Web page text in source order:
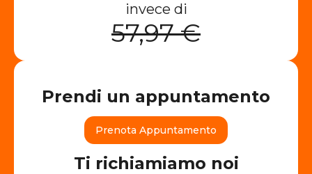
invece di
57,97 €
Prendi un appuntamento
Prenota Appuntamento
Ti richiamiamo noi